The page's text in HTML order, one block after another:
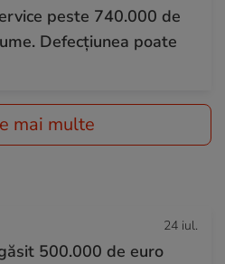
peste 740.000 de
Defecțiunea poate
mai multe
24 iul.
500.000 de euro